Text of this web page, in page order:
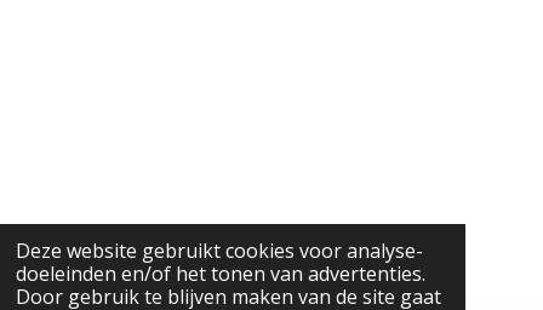
Deze website gebruikt cookies voor analyse-
doeleinden en/of het tonen van advertenties.
Door gebruik te blijven maken van de site gaat